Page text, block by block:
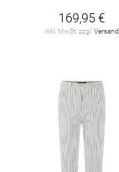
169,95 €
inkl. MwSt. zzgl. Versand